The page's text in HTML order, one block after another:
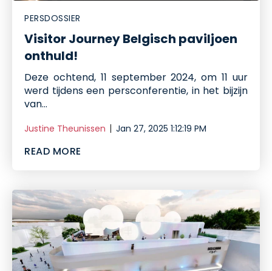
PERSDOSSIER
Visitor Journey Belgisch paviljoen
onthuld!
Deze ochtend, 11 september 2024, om 11 uur
werd tijdens een persconferentie, in het bijzijn
van...
Justine Theunissen Jan 27, 2025 1:12:19 PM
READ MORE